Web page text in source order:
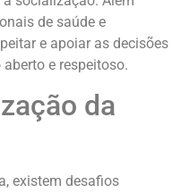
de saúde e
e apoiar as decisões
e respeitoso.
da
existem desafios